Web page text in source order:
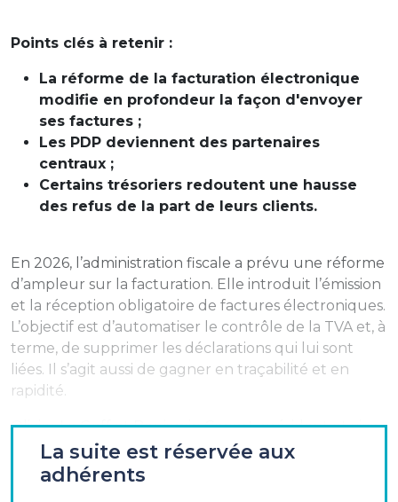
Points clés à retenir :
La réforme de la facturation électronique
modifie en profondeur la façon d'envoyer
ses factures ;
Les PDP deviennent des partenaires
centraux ;
Certains trésoriers redoutent une hausse
des refus de la part de leurs clients.
En 2026, l’administration fiscale a prévu une réforme
d’ampleur sur la facturation. Elle introduit l’émission
et la réception obligatoire de factures électroniques.
L’objectif est d’automatiser le contrôle de la TVA et, à
terme, de supprimer les déclarations qui lui sont
liées. Il s’agit aussi de gagner en traçabilité et en
rapidité.
Olivier Le Goff et Benjamin Conort, président et vice-
président de la commission«fiscalité »de l'AFTE, ont
organisé une réunion sur le sujet fin juin. Vanessa
La suite est réservée aux
adhérents